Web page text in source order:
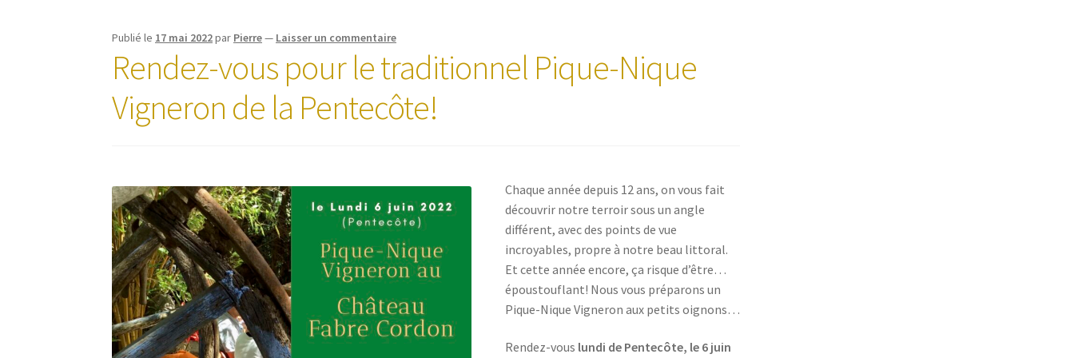
Publié le 17 mai 2022par Pierre— Laisser un commentaire
Rendez-vous pour le traditionnel Pique-Nique
Vigneron de la Pentecôte!
Chaque année depuis 12 ans, on vous fait
découvrir notre terroir sous un angle
différent, avec des points de vue
incroyables, propre à notre beau littoral.
Et cette année encore, ça risque d’être…
époustouflant! Nous vous préparons un
Pique-Nique Vigneron aux petits oignons…
Rendez-vous lundi de Pentecôte, le 6 juin